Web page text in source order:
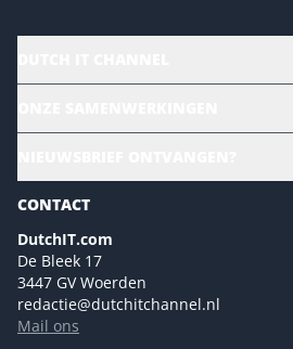
Magazines
Marketingmogelijkheden 2026
Eventmogelijkheden 2026
Advertising opportunities 2026 ENG
Event opportunities 2026 ENG
NL Digital
CONTACT
DutchIT.com
De Bleek 17
3447 GV Woerden
redactie@dutchitchannel.nl
Mail ons